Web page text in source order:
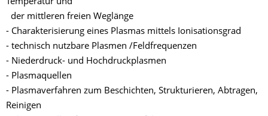
Temperatur und
der mittleren freien Weglänge
- Charakterisierung eines Plasmas mittels Ionisationsgrad
- technisch nutzbare Plasmen /Feldfrequenzen
- Niederdruck- und Hochdruckplasmen
- Plasmaquellen
- Plasmaverfahren zum Beschichten, Strukturieren, Abtragen,
Reinigen